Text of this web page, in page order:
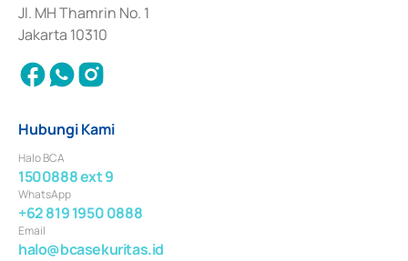
Jl. MH Thamrin No. 1
Jakarta 10310
Hubungi Kami
Halo BCA
1500888 ext 9
WhatsApp
+62 819 1950 0888
Email
halo@bcasekuritas.id